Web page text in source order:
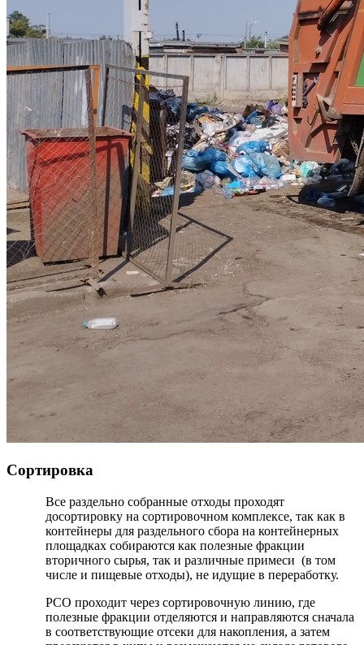
Сортировка
Все раздельно собранные отходы проходят
досортировку на сортировочном комплексе, так как в
контейнеры для раздельного сбора на контейнерных
площадках собираются как полезные фракции
вторичного сырья, так и различные примеси (в том
числе и пищевые отходы), не идущие в переработку.
РСО проходит через сортировочную линию, где
полезные фракции отделяются и направляются сначала
в соответствующие отсеки для накопления, а затем